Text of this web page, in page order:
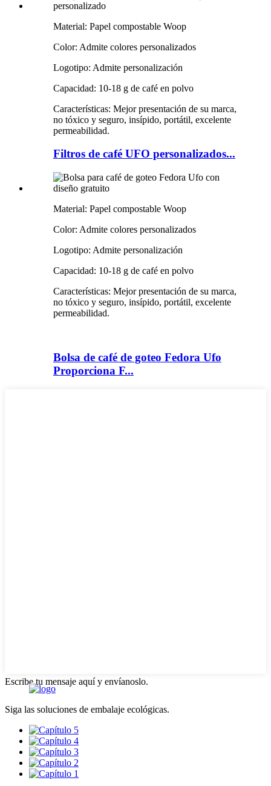
Material: Papel compostable Woop
Color: Admite colores personalizados
Logotipo: Admite personalización
Capacidad: 10-18 g de café en polvo
Características: Mejor presentación de su marca,
no tóxico y seguro, insípido, portátil, excelente
permeabilidad.
Filtros de café UFO personalizados...
Material: Papel compostable Woop
Color: Admite colores personalizados
Logotipo: Admite personalización
Capacidad: 10-18 g de café en polvo
Características: Mejor presentación de su marca,
no tóxico y seguro, insípido, portátil, excelente
permeabilidad.
Bolsa de café de goteo Fedora Ufo
Proporciona F...
Escribe tu mensaje aquí y envíanoslo.
Siga las soluciones de embalaje ecológicas.